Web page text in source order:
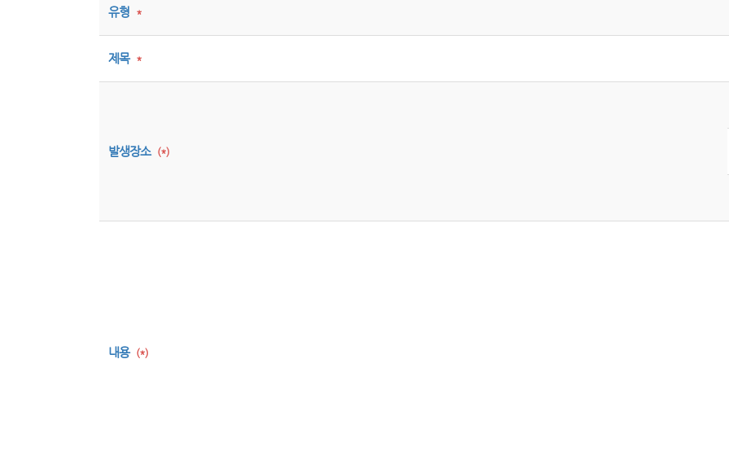
유형 *
제목 *
발생장소 (*)
내용 (*)